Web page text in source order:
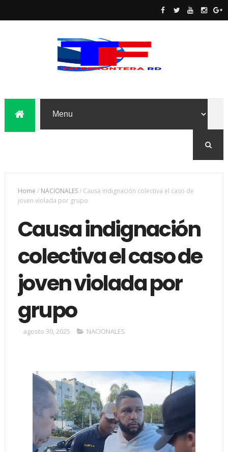
Home / NACIONALES/ Causa indignación colectiva el caso de
joven violada por grupo
Causa indignación
colectiva el caso de
joven violada por
grupo
agosto 30, 2025 NACIONALES